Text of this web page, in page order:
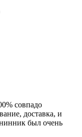
совпадо
доставка, и
был очень